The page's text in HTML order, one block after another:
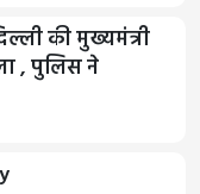
की मुख्यमंत्री
, पुलिस ने